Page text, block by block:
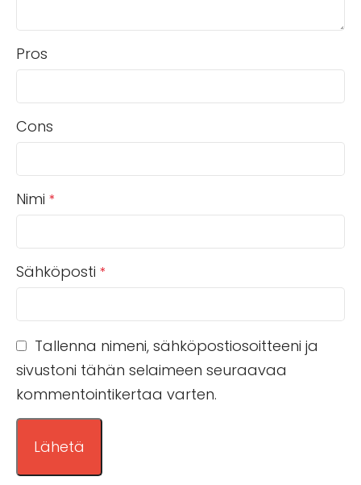
Pros
Cons
Nimi *
Sähköposti *
Tallenna nimeni, sähköpostiosoitteeni ja
sivustoni tähän selaimeen seuraavaa
kommentointikertaa varten.